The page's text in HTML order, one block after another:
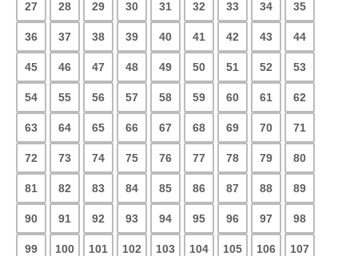
27 28 29 30 31 32 33 34 35
36 37 38 39 40 41 42 43 44
45 46 47 48 49 50 51 52 53
54 55 56 57 58 59 60 61 62
63 64 65 66 67 68 69 70 71
72 73 74 75 76 77 78 79 80
81 82 83 84 85 86 87 88 89
90 91 92 93 94 95 96 97 98
99 100 101 102 103 104 105 106 107